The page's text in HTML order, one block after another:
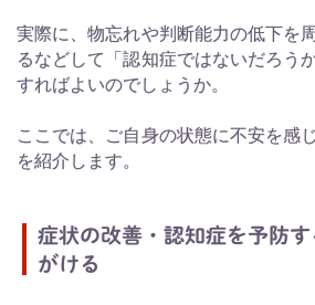
実際に、物忘れや判断能力の低下を
るなどして「認知症ではないだろう
すればよいのでしょうか。
ここでは、ご自身の状態に不安を感
を紹介します。
症状の改善・認知症を予防
がける